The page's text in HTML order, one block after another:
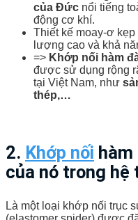
của Đức nổi tiếng
động cơ khí.
Thiết kế moay-ơ
lượng cao và khả
=> Khớp nối hàm
được sử dụng rộng
tại Việt Nam, như
thép,…
2. Khớp nối hàm
của nó trong hệ
Là một loại khớp nối trục